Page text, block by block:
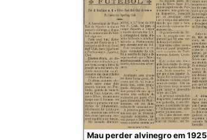
Mau perder alvinegro em 1925